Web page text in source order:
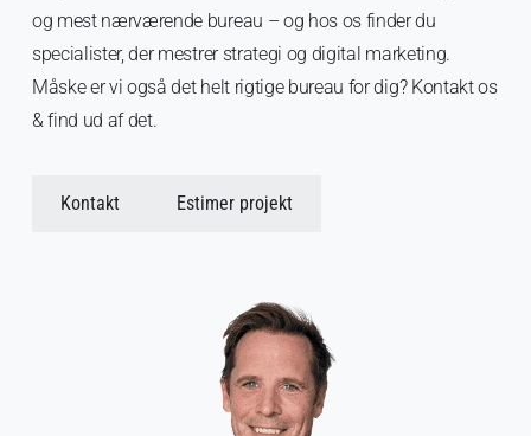
og mest nærværende bureau – og hos os finder du
specialister, der mestrer strategi og digital marketing.
Måske er vi også det helt rigtige bureau for dig? Kontakt os
& find ud af det.
Kontakt Estimer projekt